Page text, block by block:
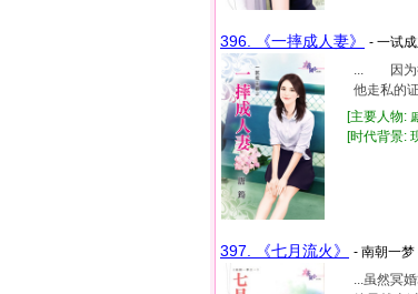
396. 《一摔成人妻》 - 一试
... 因为
他走私的
[主要人物:
[时代背景:
397. 《七月流火》 - 南朝一梦
...虽然冥